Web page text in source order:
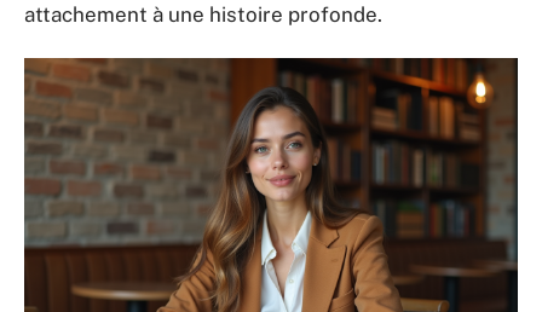
attachement à une histoire profonde.